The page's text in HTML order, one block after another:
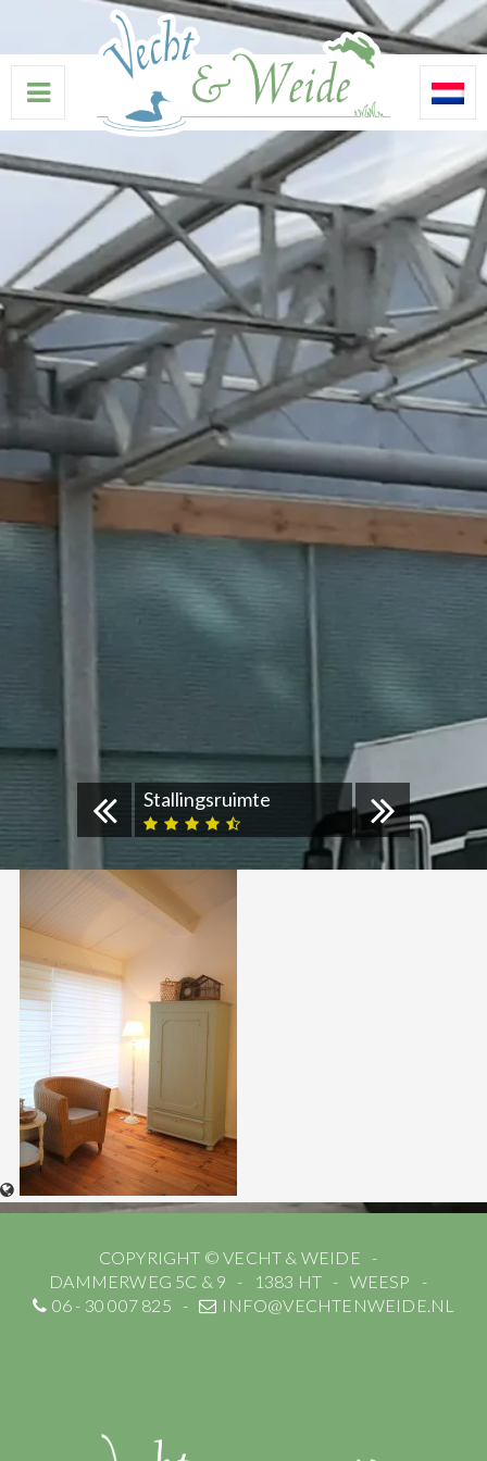
Stallingsruimte
COPYRIGHT © VECHT & WEIDE
DAMMERWEG 5C & 9
1383 HT
WEESP
06 - 30 007 825
INFO@VECHTENWEIDE.NL